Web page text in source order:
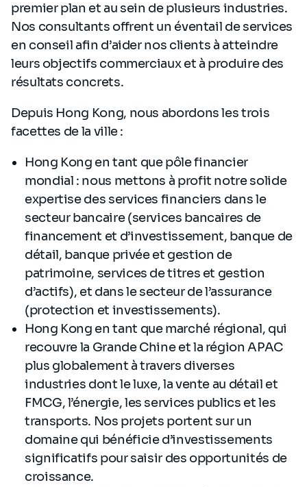
premier plan et au sein de plusieurs industries.
Nos consultants offrent un éventail de services
en conseil afin d’aider nos clients à atteindre
leurs objectifs commerciaux et à produire des
résultats concrets.
Depuis Hong Kong, nous abordons les trois
facettes de la ville :
Hong Kong en tant que pôle financier
mondial : nous mettons à profit notre solide
expertise des services financiers dans le
secteur bancaire (services bancaires de
financement et d’investissement, banque de
détail, banque privée et gestion de
patrimoine, services de titres et gestion
d’actifs), et dans le secteur de l’assurance
(protection et investissements).
Hong Kong en tant que marché régional, qui
recouvre la Grande Chine et la région APAC
plus globalement à travers diverses
industries dont le luxe, la vente au détail et
FMCG, l’énergie, les services publics et les
transports. Nos projets portent sur un
domaine qui bénéficie d’investissements
significatifs pour saisir des opportunités de
croissance.